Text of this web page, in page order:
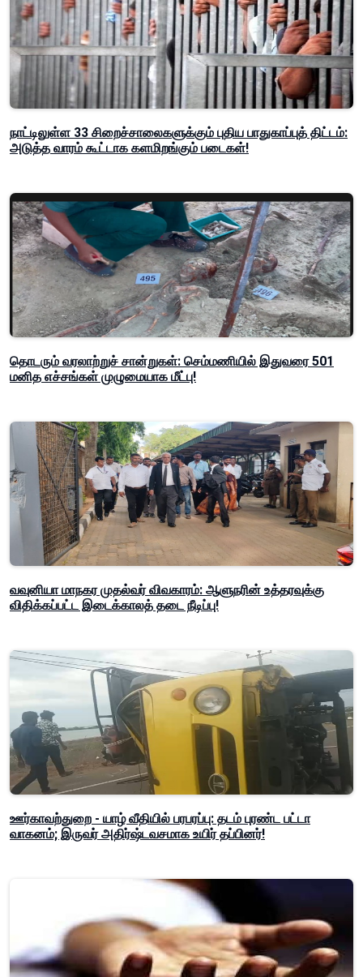
நாட்டிலுள்ள 33 சிறைச்சாலைகளுக்கும் புதிய பாதுகாப்புத் திட்டம்:
அடுத்த வாரம் கூட்டாக களமிறங்கும் படைகள்!
தொடரும் வரலாற்றுச் சான்றுகள்: செம்மணியில் இதுவரை 501
மனித எச்சங்கள் முழுமையாக மீட்பு!
வவுனியா மாநகர முதல்வர் விவகாரம்: ஆளுநரின் உத்தரவுக்கு
விதிக்கப்பட்ட இடைக்காலத் தடை நீடிப்பு!
ஊர்காவற்துறை - யாழ் வீதியில் பரபரப்பு: தடம் புரண்ட பட்டா
வாகனம்; இருவர் அதிர்ஷ்டவசமாக உயிர் தப்பினர்!